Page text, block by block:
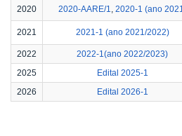
2020 2020-AARE/1, 2020-1 (ano
2021 2021-1 (ano 2021/2022)
2022 2022-1(ano 2022/2023)
2025
Edital 2025-1
2026
Edital 2026-1